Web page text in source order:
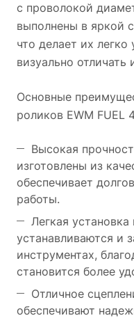
с проволокой
выполнены в яркой
что делает их
визуально отличать
Основные
роликов EWM FUEL
Высокая
изготовлены из
обеспечивает
работы.
Легкая
устанавливаются и
инструментах,
становится более
Отличное
обеспечивают